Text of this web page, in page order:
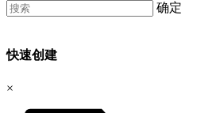
确定
快速创建
×